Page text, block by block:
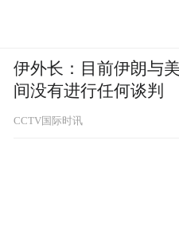
伊外长：目前伊朗与
间没有进行任何谈判
CCTV国际时讯